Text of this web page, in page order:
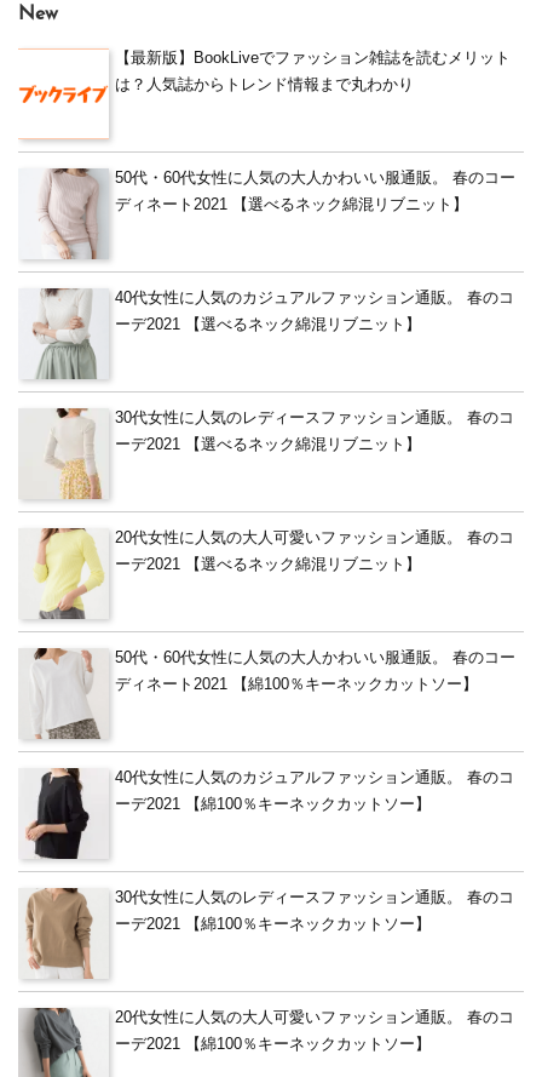
New
【最新版】BookLiveでファッション雑誌を読むメリット
は？人気誌からトレンド情報まで丸わかり
50代・60代女性に人気の大人かわいい服通販。 春のコー
ディネート2021 【選べるネック綿混リブニット】
40代女性に人気のカジュアルファッション通販。 春のコ
ーデ2021 【選べるネック綿混リブニット】
30代女性に人気のレディースファッション通販。 春のコ
ーデ2021 【選べるネック綿混リブニット】
20代女性に人気の大人可愛いファッション通販。 春のコ
ーデ2021 【選べるネック綿混リブニット】
50代・60代女性に人気の大人かわいい服通販。 春のコー
ディネート2021 【綿100％キーネックカットソー】
40代女性に人気のカジュアルファッション通販。 春のコ
ーデ2021 【綿100％キーネックカットソー】
30代女性に人気のレディースファッション通販。 春のコ
ーデ2021 【綿100％キーネックカットソー】
20代女性に人気の大人可愛いファッション通販。 春のコ
ーデ2021 【綿100％キーネックカットソー】